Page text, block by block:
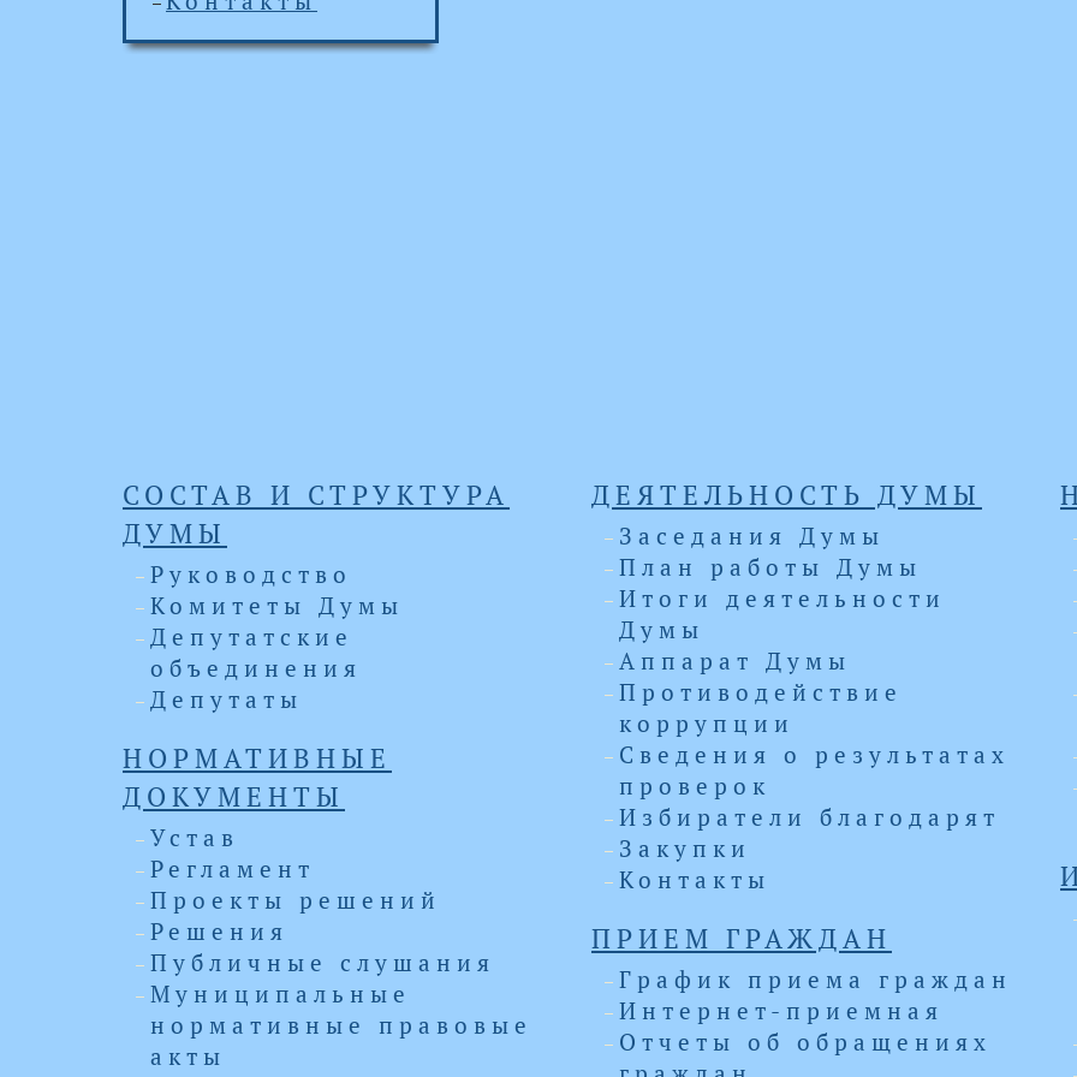
СОСТАВ И СТРУКТУРА
ДУМЫ
Руководство
Комитеты Думы
Депутатские
объединения
Депутаты
НОРМАТИВНЫЕ
ДОКУМЕНТЫ
Устав
Регламент
Проекты решений
Решения
Публичные слушания
Муниципальные
нормативные правовые
акты
ДЕЯТЕЛЬНОСТЬ ДУМЫ
Заседания Думы
План работы Думы
Итоги деятельности
Думы
Аппарат Думы
Противодействие
коррупции
Сведения о результатах
проверок
Избиратели благодарят
Закупки
Контакты
ПРИЕМ ГРАЖДАН
График приема граждан
Интернет-приемная
Отчеты об обращениях